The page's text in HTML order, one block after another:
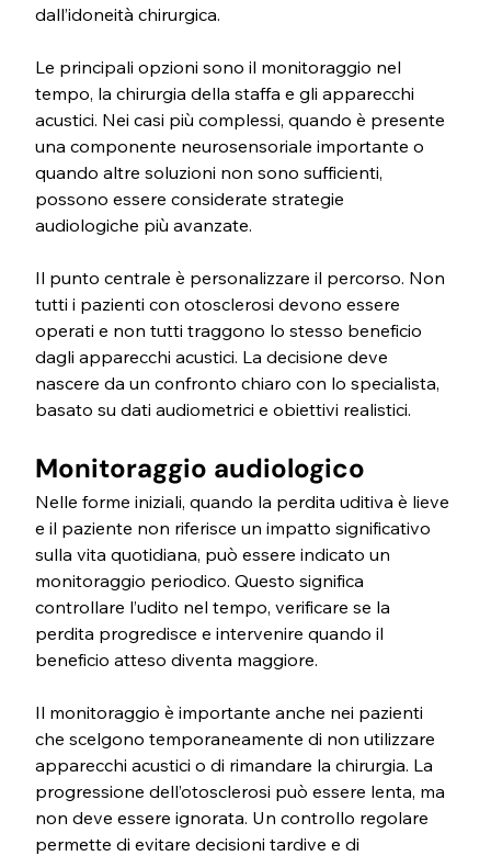
dall’idoneità chirurgica.
Le principali opzioni sono il monitoraggio nel
tempo, la chirurgia della staffa e gli apparecchi
acustici. Nei casi più complessi, quando è presente
una componente neurosensoriale importante o
quando altre soluzioni non sono sufficienti,
possono essere considerate strategie
audiologiche più avanzate.
Il punto centrale è personalizzare il percorso. Non
tutti i pazienti con otosclerosi devono essere
operati e non tutti traggono lo stesso beneficio
dagli apparecchi acustici. La decisione deve
nascere da un confronto chiaro con lo specialista,
basato su dati audiometrici e obiettivi realistici.
Monitoraggio audiologico
Nelle forme iniziali, quando la perdita uditiva è lieve
e il paziente non riferisce un impatto significativo
sulla vita quotidiana, può essere indicato un
monitoraggio periodico. Questo significa
controllare l’udito nel tempo, verificare se la
perdita progredisce e intervenire quando il
beneficio atteso diventa maggiore.
Il monitoraggio è importante anche nei pazienti
che scelgono temporaneamente di non utilizzare
apparecchi acustici o di rimandare la chirurgia. La
progressione dell’otosclerosi può essere lenta, ma
non deve essere ignorata. Un controllo regolare
permette di evitare decisioni tardive e di